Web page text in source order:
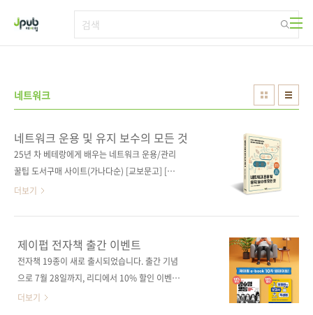
네트워크
네트워크 운용 및 유지 보수의 모든 것
25년 차 베테랑에게 배우는 네트워크 운용/관리
꿀팁 도서구매 사이트(가나다순) [교보문고] [도
서11번가] [알라딘] [예스이십사] [인터파크] [쿠
제이펍저작권사 SBクリエイティブ원서명 1冊
ですべてわかる ネットワーク運用・保守の
基本 (9784815604264)도서명 네트워크 운용
게 배우는 네트워크 운용/관리 꿀팁지은이 오카
더보기
제이펍 전자책 출간 이벤트
전자책 19종이 새로 출시되었습니다. 출간 기념
으로 7월 28일까지, 리디에서 10% 할인 이벤트
진행합니다. 많은 분들이 요청하셨던 [쏙쏙 들어
더보기